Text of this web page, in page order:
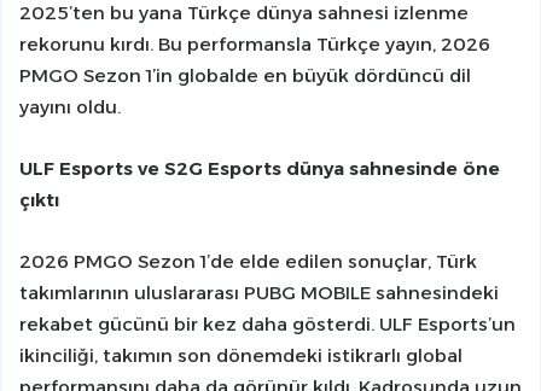
2025’ten bu yana Türkçe dünya sahnesi izlenme
rekorunu kırdı. Bu performansla Türkçe yayın, 2026
PMGO Sezon 1’in globalde en büyük dördüncü dil
yayını oldu.
ULF Esports ve S2G Esports dünya sahnesinde öne
çıktı
2026 PMGO Sezon 1’de elde edilen sonuçlar, Türk
takımlarının uluslararası PUBG MOBILE sahnesindeki
rekabet gücünü bir kez daha gösterdi. ULF Esports’un
ikinciliği, takımın son dönemdeki istikrarlı global